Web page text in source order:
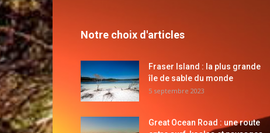
Notre choix d'articles
Fraser Island : la plus grande
île de sable du monde
5 septembre 2023
Great Ocean Road : une route